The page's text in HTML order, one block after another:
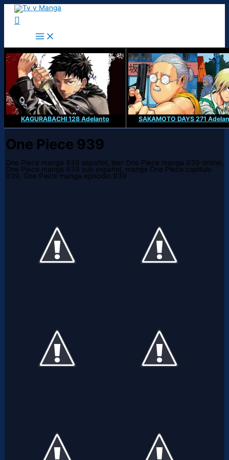
Ir
contenido
Buscar
KAGURABACHI 128 Adelanto SAKAMOTO DAYS 271
One Piece 939
One Piece manga 939 español, leer One Piece manga 939 online,
One Piece manga 939 sub español, manga One Piece capitulo
939, One Piece manga episodio 939